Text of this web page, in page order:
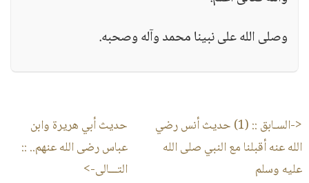
وصلى الله على نبينا محمد وآله وصحبه.
<-السـابق ::
(1) حديث أنس رضي
الله عنه أقبلنا مع النبي صلى الله
عليه وسلم
حديث أبي هريرة وابن
عباس رضى الله عنهم.. ::
التـــالى->